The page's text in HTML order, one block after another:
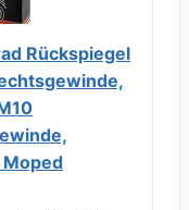
Rückspiegel
Moped